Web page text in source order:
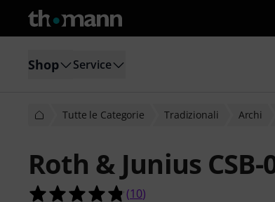
Shop Service
Tutte le Categorie Tradizionali Archi
Roth & Junius
4.8 su 5 stelle su 10
(10)